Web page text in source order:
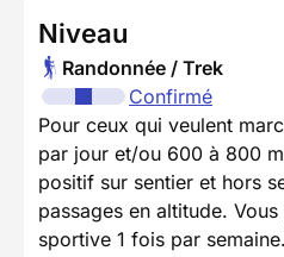
Niveau
Randonnée / Trek
Confirmé
Pour ceux qui veulent
par jour et/ou 600 à 800
positif sur sentier et hors
passages en altitude.
sportive 1 fois par